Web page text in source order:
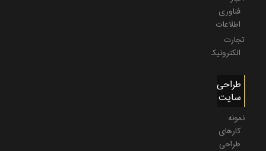
فناوری
اطلاعات
تجارت
الکترونیک
طراحی
سایت
نمونه
کارهای
طراحی